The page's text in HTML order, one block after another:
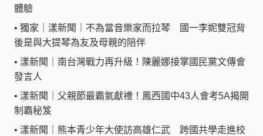
體驗
• 獨家｜漾新聞｜不為當音樂家而拉琴 國一李妮雙冠背
後是與大提琴為友及母親的陪伴
• 漾新聞｜南台灣戰力再升級！陳麗娜接掌國民黨文傳會
發言人
• 漾新聞｜父親節最霸氣獻禮！鳳西國中43人會考5A揭開
制霸秘笈
• 漾新聞｜熊本青少年大使訪高雄仁武 跨國共學走進校